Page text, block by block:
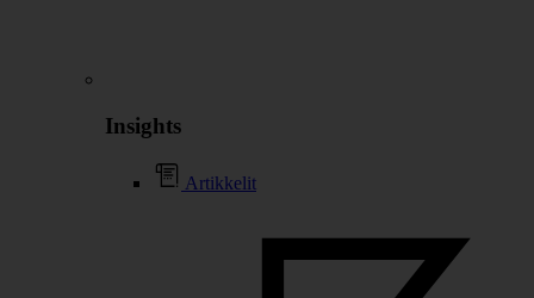
Insights
Artikkelit